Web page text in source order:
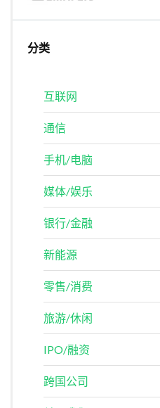
分类
互联网
通信
手机/电脑
媒体/娱乐
银行/金融
新能源
零售/消费
旅游/休闲
IPO/融资
跨国公司